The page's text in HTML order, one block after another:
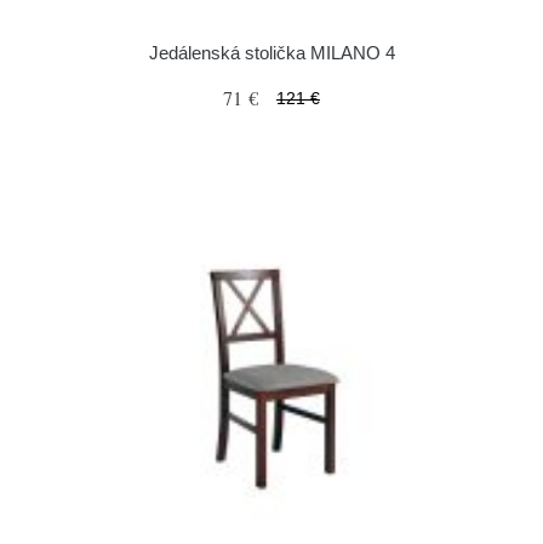
Jedálenská stolička MILANO 4
71 € 121 €